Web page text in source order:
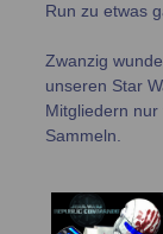
Run zu etwas
Zwanzig
unseren Star
Mitgliedern
Sammeln.